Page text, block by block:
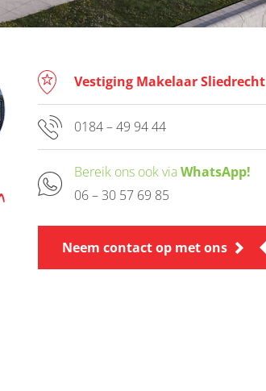
Vestiging Makelaar Sliedrecht
0184 – 49 94 44
Bereik ons ook viaWhatsApp!
06 – 30 57 69 85
Neem contact op met ons